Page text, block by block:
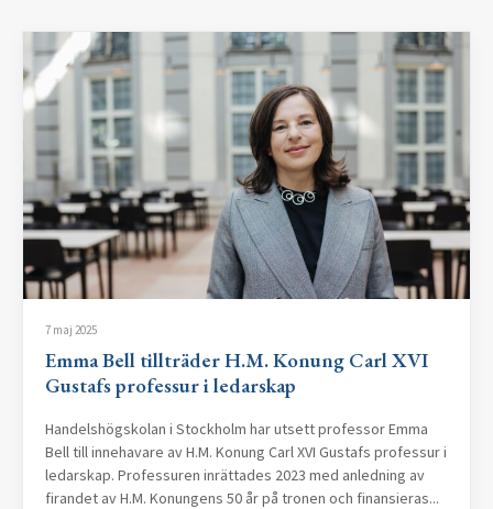
7 maj 2025
Emma Bell tillträder H.M. Konung Carl XVI
Gustafs professur i ledarskap
Handelshögskolan i Stockholm har utsett professor Emma
Bell till innehavare av H.M. Konung Carl XVI Gustafs professur i
ledarskap. Professuren inrättades 2023 med anledning av
firandet av H.M. Konungens 50 år på tronen och finansieras...